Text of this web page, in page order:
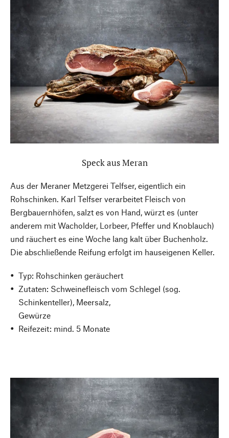
Speck aus Meran
Aus der Meraner Metzgerei Telfser, eigentlich ein
Rohschinken. Karl Telfser verarbeitet Fleisch von
Bergbauernhöfen, salzt es von Hand, würzt es (unter
anderem mit Wacholder, Lorbeer, Pfeffer und Knoblauch)
und räuchert es eine Woche lang kalt über Buchenholz.
Die abschließende Reifung erfolgt im hauseigenen Keller.
Typ: Rohschinken geräuchert
Zutaten: Schweinefleisch vom Schlegel (sog.
Schinkenteller), Meersalz,
Gewürze
Reifezeit: mind. 5 Monate